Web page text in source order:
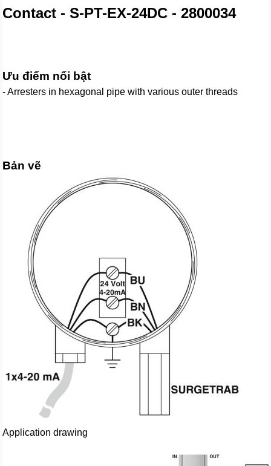
Contact - S-PT-EX-24DC - 2800034
Ưu điểm nổi bật
- Arresters in hexagonal pipe with various outer threads
Bản vẽ
Application drawing